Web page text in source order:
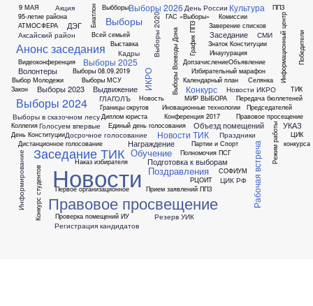
9 МАЯ
95-летие района
АТМОСФЕРА
Аксайский район
Акция
Анонс заседания
Биатлон
Видеоконференция
Волонтеры
Всей семьей
Выбборы
Выбор Молодежи
Выборы
Выборы 08.09.2019
Выборы 2020
Выборы 2023
Выборы 2024
Выборы 2025
Выборы 2026
Выборы Воеводы Дона
Выборы МСУ
Выборы в сказочном лесу
Выдвижение
Выставка
ГАС «Выборы»
ГЛАГОЛЪ
Голосуем впервые
Границы округов
График ППЗ
ДЭГ
День Конституции
День России
Диплом юриста
Дистанционное голосование
Допзачисление
Досрочное голосование
Единый день голосования
Заверение списков
Закон
Заседание
Заседание ТИК
Знаток Конституции
ИКРО Избирательный марафон
Инаугурация
Иновационные технологии
Информационный центр
Информирование
Кадры
Календарный план
Коллегия
Комиссии
Конкурс
Конкурс студентов
Конференция 2017
Культура
МИР ВЫБОРА
Награждение
Наказ избирателя
Новости
Новости ИКРО
Новости ТИК
Новость
Обучение
Объезд помещений
Объявление
ППЗ
Партии и Спорт
Первое организационное
Передача бюллетеней
Победители
Подготовка к выборам
Поздравления
Полномочия ПСГ
Правовое просвещение
Правовое просещение
Праздники
Председателей
Прием заявлений ППЗ
Проверка помещений ИУ
РЦОИТ Рабочая встреча
Регистрация кандидатов
Режим работы
Резерв УИК
СМИ
СОФИУМ
Селянка
ТИК
УКАЗ
ЦИК
ЦИК РФ
конкурса